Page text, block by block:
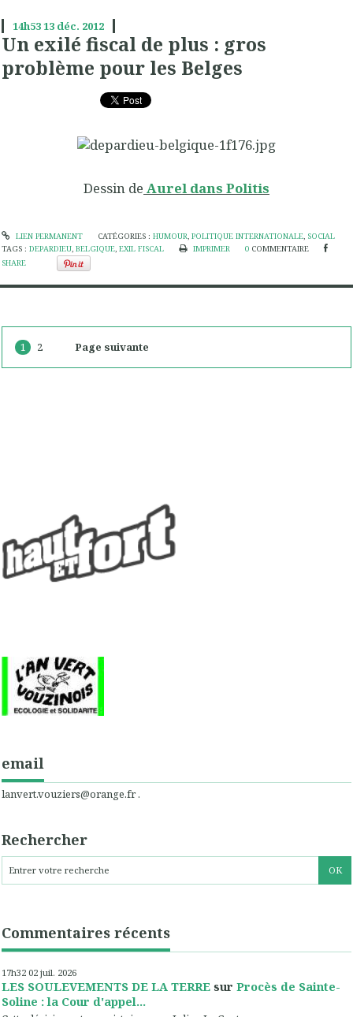
14h5313 déc. 2012
Un exilé fiscal de plus : gros
problème pour les Belges
Dessin de Aurel dans Politis
LIEN PERMANENT CATÉGORIES : HUMOUR, POLITIQUE INTERNATIONALE, SOCIAL
TAGS : DEPARDIEU, BELGIQUE, EXIL FISCAL IMPRIMER 0 COMMENTAIRE
SHARE
1 2 Page suivante
email
lanvert.vouziers@orange.fr .
Rechercher
Commentaires récents
17h32 02 juil. 2026
LES SOULEVEMENTS DE LA TERRE sur Procès de Sainte-
Soline : la Cour d'appel...